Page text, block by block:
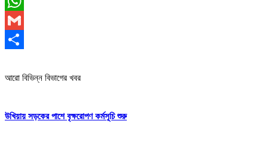
WhatsApp
Gmail
আরো বিভিন্ন বিভাগের খবর
উখিয়ায় সড়কের পাশে বৃক্ষরোপণ কর্মসূচি শুরু